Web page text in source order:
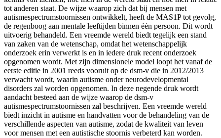
tot anderen staat. De wijze waarop zich dat bij mensen met
autismespectrumstoornissen ontwikkelt, heeft de MAS1P tot gevolg,
de regenboog aan mentale leeftijden binnen één persoon. Dit wordt
uitvoerig behandeld. Een vreemde wereld biedt tegelijk een stand
van zaken van de wetenschap, omdat het wetenschappelijk
onderzoek erin verwerkt is en in iedere druk recent onderzoek
opgenomen wordt. Met zijn dimensionele model loopt het vanaf de
eerste editie in 2001 reeds vooruit op de dsm-v die in 2012/2013
verwacht wordt, waarin autisme onder neurodevelopmental
disorders zal worden opgenomen. In deze negende druk wordt
aandacht besteed aan de wijze waarop de dsm-v
autismespectrumstoornissen zal beschrijven. Een vreemde wereld
biedt inzicht in autisme en handvatten voor de behandeling van de
verschillende aspecten van autisme, zodat de kwaliteit van leven
voor mensen met een autistische stoornis verbeterd kan worden.